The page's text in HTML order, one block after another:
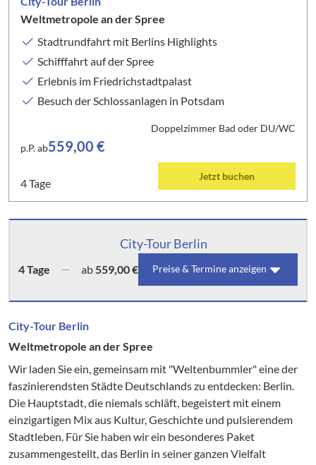
Weltmetropole an der Spree
Stadtrundfahrt mit Berlins Highlights
Schifffahrt auf der Spree
Erlebnis im Friedrichstadtpalast
Besuch der Schlossanlagen in Potsdam
Doppelzimmer Bad oder DU/WC
p.P. ab559,00 €
4 Tage
Jetzt buchen
City-Tour Berlin
4 Tage ab559,00 € Preise & Termine anzeigen
City-Tour Berlin
Weltmetropole an der Spree
Wir laden Sie ein, gemeinsam mit "Weltenbummler" eine der
faszinierendsten Städte Deutschlands zu entdecken: Berlin.
Die Hauptstadt, die niemals schläft, begeistert mit einem
einzigartigen Mix aus Kultur, Geschichte und pulsierendem
Stadtleben. Für Sie haben wir ein besonderes Paket
zusammengestellt, das Berlin in seiner ganzen Vielfalt